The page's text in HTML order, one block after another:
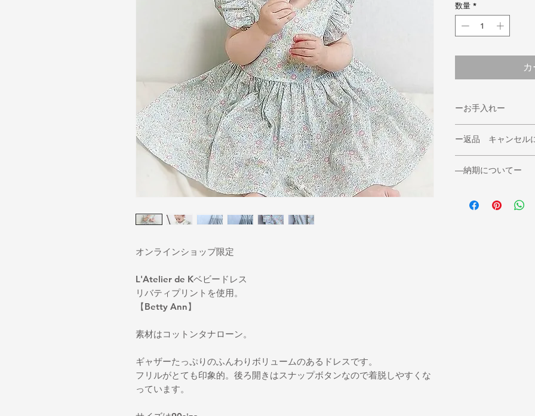
オンラインショップ限定
L'Atelier de Kベビードレス
リバティプリントを使用。
【Betty Ann】
素材はコットンタナローン。
ギャザーたっぷりのふんわりボリュームのあるドレスです。
フリルがとても印象的。後ろ開きはスナップボタンなので着脱しやすくな
っています。
数量 *
ーお手入れー
＊洗濯は手洗いで願
＊タンブル乾燥、衣
＊蛍光増白剤や漂白
ご注意ください。
ー返品 キャンセル
返品・交換をご希望
また、お客様のご
一度着用になった
―納期についてー
き別売もしている為